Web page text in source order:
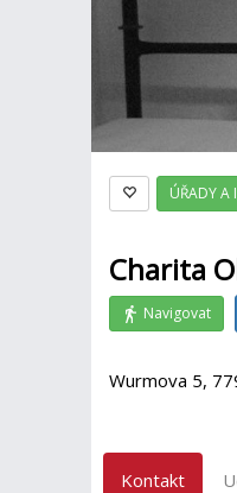
ÚŘADY A
Charita
Navigovat
Wurmova 5,
Kontakt